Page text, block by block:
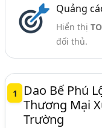
In Ấn - Máy Móc Và
Lưỡi Dao, Dao Cắt
Quảng
Hiển thị
đối thủ.
1
Dao Bế Phú
Thương Mại
Trường